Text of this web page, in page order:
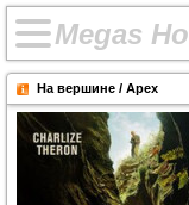
Megas Ho
На вершине / Apex